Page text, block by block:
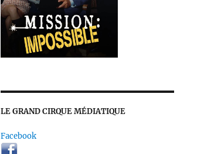
LE GRAND CIRQUE MÉDIATIQUE
Facebook